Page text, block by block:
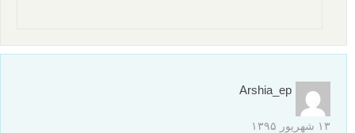
Arshia_ep
۱۳ شهریور ۱۳۹۵